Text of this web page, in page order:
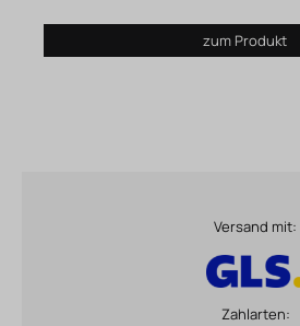
zum Produkt
Versand mit:
Zahlarten: